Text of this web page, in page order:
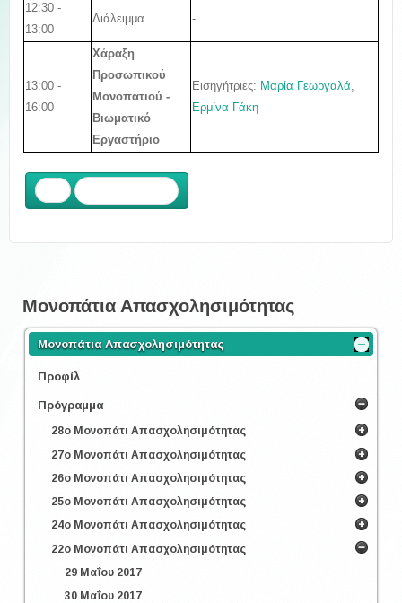
12:30 -
13:00
Διάλειμμα -
13:00 -
16:00
Χάραξη
Προσωπικού
Μονοπατιού -
Βιωματικό
Εργαστήριο
Εισηγήτριες: Μαρία Γεωργαλά,
Ερμίνα Γάκη
Μονοπάτια Απασχολησιμότητας
Μονοπάτια Απασχολησιμότητας
Προφίλ
Πρόγραμμα
28ο Μονοπάτι Απασχολησιμότητας
27ο Μονοπάτι Απασχολησιμότητας
26ο Μονοπάτι Απασχολησιμότητας
25ο Μονοπάτι Απασχολησιμότητας
24ο Μονοπάτι Απασχολησιμότητας
22ο Μονοπάτι Απασχολησιμότητας
29 Μαΐου 2017
30 Μαΐου 2017